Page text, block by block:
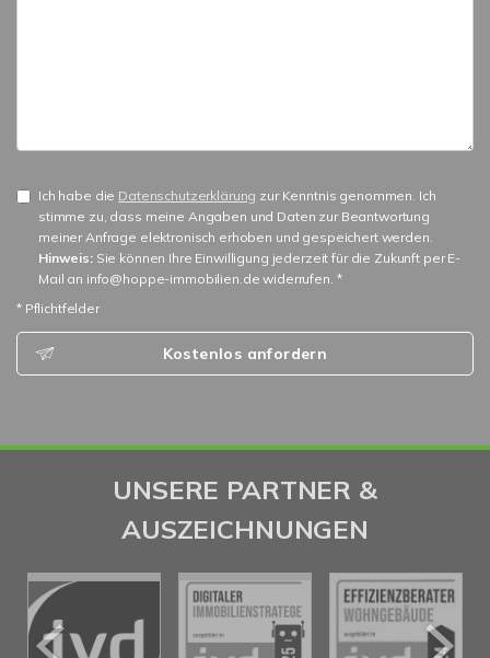
Ich habe die Datenschutzerklärung zur Kenntnis genommen. Ich
stimme zu, dass meine Angaben und Daten zur Beantwortung
meiner Anfrage elektronisch erhoben und gespeichert werden.
Hinweis:Sie können Ihre Einwilligung jederzeit für die Zukunft per E-
Mail an info@hoppe-immobilien.de widerrufen. *
* Pflichtfelder
Kostenlos anfordern
UNSERE PARTNER &
AUSZEICHNUNGEN